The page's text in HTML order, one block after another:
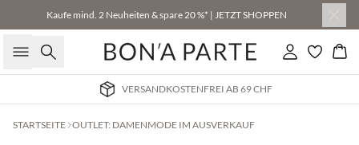
Kaufe mind. 2 Neuheiten & spare 20 %* | JETZT SHOPPEN
Suche Einloggen
VERSANDKOSTENFREI AB 69 CHF
STARTSEITE OUTLET: DAMENMODE IM AUSVERKAUF